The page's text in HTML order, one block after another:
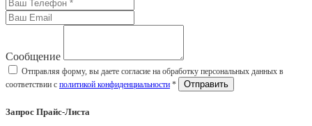
Сообщение
Отправляя форму, вы даете согласие на обработку персональных данных в
соответствии с политикой конфиденциальности *
Запрос Прайс-Листа